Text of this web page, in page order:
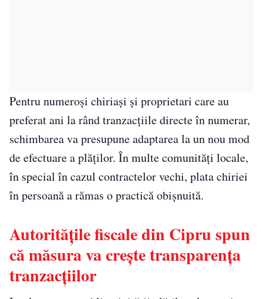
Pentru numeroși chiriași și proprietari care au
preferat ani la rând tranzacțiile directe în numerar,
schimbarea va presupune adaptarea la un nou mod
de efectuare a plăților. În multe comunități locale,
în special în cazul contractelor vechi, plata chiriei
în persoană a rămas o practică obișnuită.
Autoritățile fiscale din Cipru spun
că măsura va crește transparența
tranzacțiilor